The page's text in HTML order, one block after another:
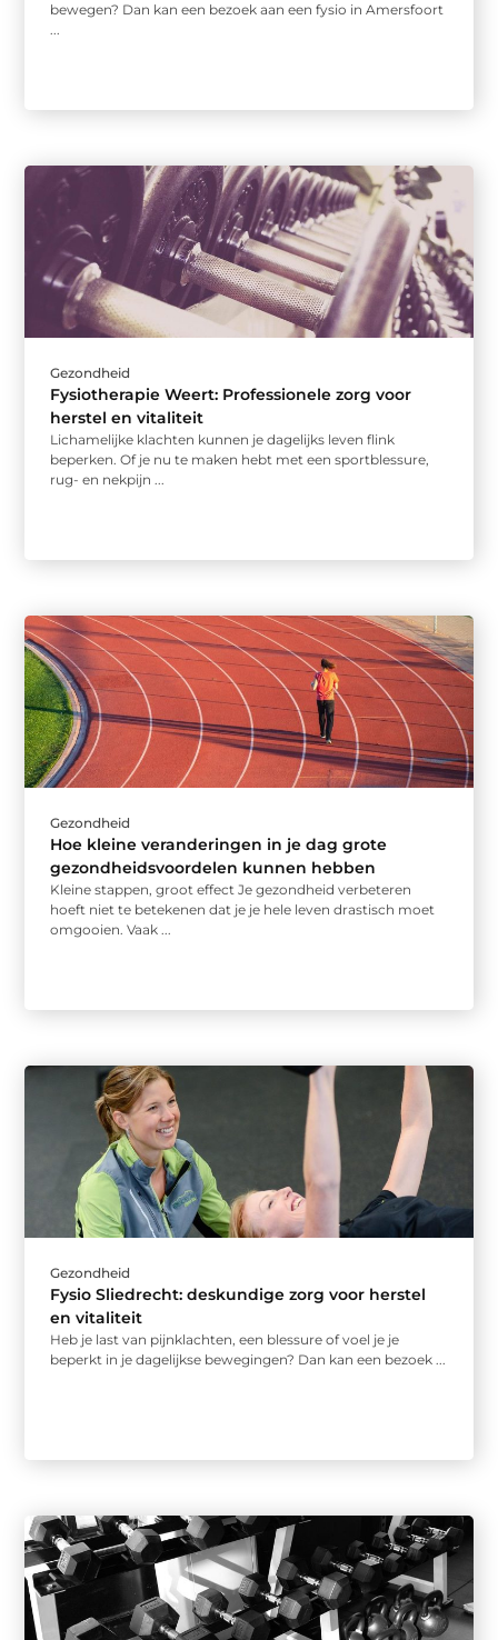
bewegen? Dan kan een bezoek aan een fysio in Amersfoort
...
Gezondheid
Fysiotherapie Weert: Professionele zorg voor
herstel en vitaliteit
Lichamelijke klachten kunnen je dagelijks leven flink
beperken. Of je nu te maken hebt met een sportblessure,
rug- en nekpijn ...
Gezondheid
Hoe kleine veranderingen in je dag grote
gezondheidsvoordelen kunnen hebben
Kleine stappen, groot effect Je gezondheid verbeteren
hoeft niet te betekenen dat je je hele leven drastisch moet
omgooien. Vaak ...
Gezondheid
Fysio Sliedrecht: deskundige zorg voor herstel
en vitaliteit
Heb je last van pijnklachten, een blessure of voel je je
beperkt in je dagelijkse bewegingen? Dan kan een bezoek ...